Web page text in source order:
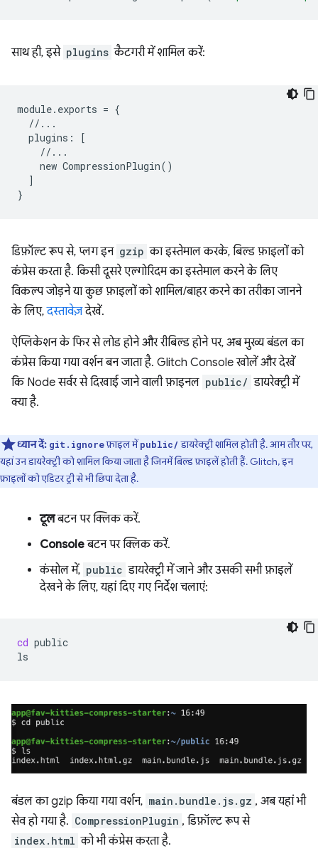
साथ ही, इसे plugins कैटगरी में शामिल करें:
module. exports = {
//...
plugins :
[
//...
new CompressionPlugin()
]
}
डिफ़ॉल्ट रूप से, प्लग इन gzip का इस्तेमाल करके, बिल्ड फ़ाइलों को
कंप्रेस करता है. किसी दूसरे एल्गोरिदम का इस्तेमाल करने के लिए
विकल्प जोड़ने या कुछ फ़ाइलों को शामिल/बाहर करने का तरीका जानने
के लिए,दस्तावेज़देखें.
ऐप्लिकेशन के फिर से लोड होने और रीबिल्ड होने पर, अब मुख्य बंडल का
कंप्रेस किया गया वर्शन बन जाता है. Glitch Console खोलें और देखें
कि Node सर्वर से दिखाई जाने वाली फ़ाइनल public/ डायरेक्ट्री में
क्या है.
ध्यान दें: git.ignoreफ़ाइल मेंpublic/डायरेक्ट्री शामिल होती है. आम तौर पर,
यहां उन डायरेक्ट्री को शामिल किया जाता है जिनमें बिल्ड फ़ाइलें होती हैं. Glitch, इन
फ़ाइलों को एडिटर ट्री से भी छिपा देता है.
टूलबटन पर क्लिक करें.
Consoleबटन पर क्लिक करें.
कंसोल में, public डायरेक्ट्री में जाने और उसकी सभी फ़ाइलें
देखने के लिए, यहां दिए गए निर्देश चलाएं:
cd public
बंडल का gzip किया गया वर्शन, main.bundle.js.gz , अब यहां भी
सेव हो गया है. CompressionPlugin , डिफ़ॉल्ट रूप से
index.html को भी कंप्रेस करता है.